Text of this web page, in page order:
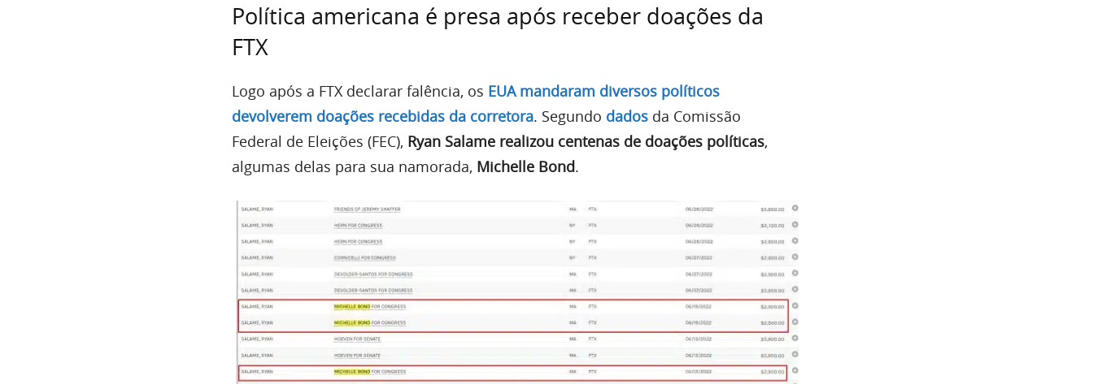
Política americana é presa após receber doações da
FTX
Logo após a FTX declarar falência, os EUA mandaram diversos políticos
devolverem doações recebidas da corretora. Segundo dados da Comissão
Federal de Eleições (FEC), Ryan Salame realizou centenas de doações políticas,
algumas delas para sua namorada, Michelle Bond.